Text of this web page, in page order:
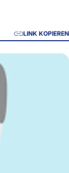
LINK KOPIEREN